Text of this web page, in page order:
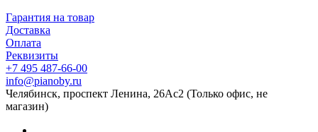
Гарантия на товар
Доставка
Оплата
Реквизиты
+7 495 487-66-00
info@pianoby.ru
Челябинск, проспект Ленина, 26Ас2 (Только офис, не
магазин)